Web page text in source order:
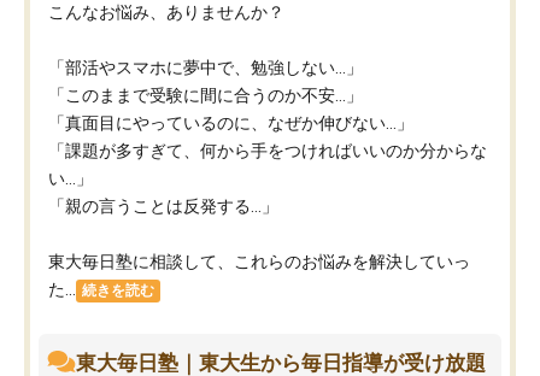
こんなお悩み、ありませんか？
「部活やスマホに夢中で、勉強しない…」
「このままで受験に間に合うのか不安…」
「真面目にやっているのに、なぜか伸びない…」
「課題が多すぎて、何から手をつければいいのか分からな
い…」
「親の言うことは反発する…」
東大毎日塾に相談して、これらのお悩みを解決していっ
た...
続きを読む
東大毎日塾｜東大生から毎日指導が受け放題